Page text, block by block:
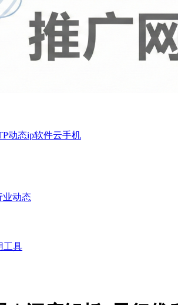
动态ip软件云手机
业动态
工具